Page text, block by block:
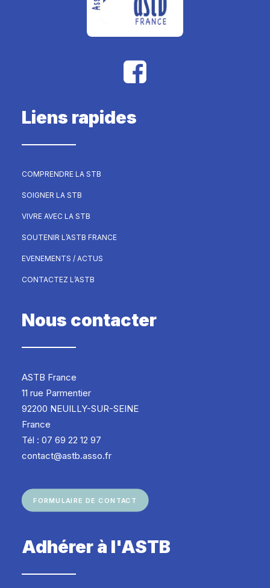
Liens rapides
COMPRENDRE LA STB
SOIGNER LA STB
VIVRE AVEC LA STB
SOUTENIR L’ASTB FRANCE
EVENEMENTS / ACTUS
CONTACTEZ L’ASTB
Nous contacter
ASTB France
11 rue Parmentier
92200 NEUILLY-SUR-SEINE
France
Tél : 07 69 22 12 97
contact@astb.asso.fr
FORMULAIRE DE CONTACT
Adhérer à l'ASTB